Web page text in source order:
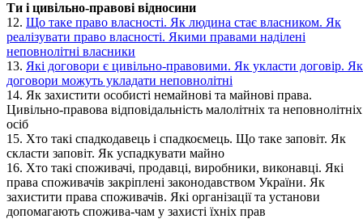
Ти і цивільно-правові відносини
12. Що таке право власності. Як людина стає власником. Як
реалізувати право власності. Якими правами наділені
неповнолітні власники
13. Які договори є цивільно-правовими. Як укласти договір.
договори можуть укладати неповнолітні
14. Як захистити особисті немайнові та майнові права.
Цивільно-правова відповідальність малолітніх та неповнолітніх
осіб
15. Хто такі спадкодавець і спадкоємець. Що таке заповіт. Як
скласти заповіт. Як успадкувати майно
16. Хто такі споживачі, продавці, виробники, виконавці. Які
права споживачів закріплені законодавством України. Як
захистити права споживачів. Які організації та установи
допомагають спожива-чам у захисті їхніх прав